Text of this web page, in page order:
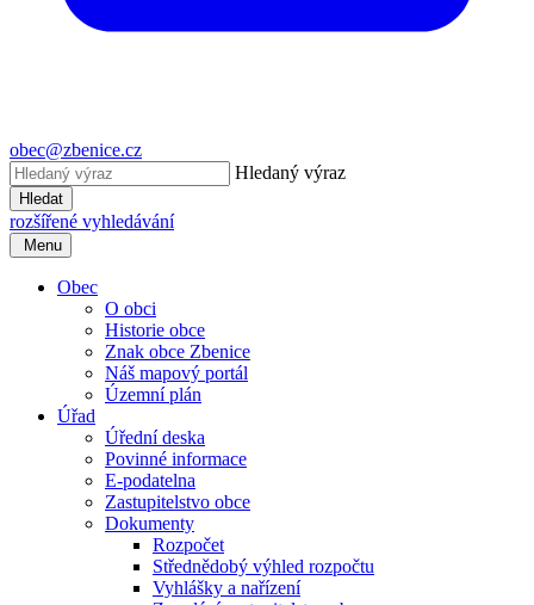
obec@zbenice.cz
Hledaný výraz
Hledat
rozšířené vyhledávání
Menu
Obec
O obci
Historie obce
Znak obce Zbenice
Náš mapový portál
Územní plán
Úřad
Úřední deska
Povinné informace
E-podatelna
Zastupitelstvo obce
Dokumenty
Rozpočet
Střednědobý výhled rozpočtu
Vyhlášky a nařízení